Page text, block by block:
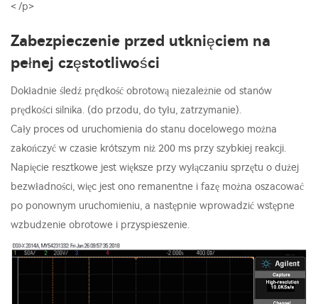
< /p>
Zabezpieczenie przed utknięciem na
pełnej częstotliwości
Dokładnie śledź prędkość obrotową niezależnie od stanów
prędkości silnika. (do przodu, do tyłu, zatrzymanie).
Cały proces od uruchomienia do stanu docelowego można
zakończyć w czasie krótszym niż 200 ms przy szybkiej reakcji.
Napięcie resztkowe jest większe przy wyłączaniu sprzętu o dużej
bezwładności, więc jest ono remanentne i fazę można oszacować
po ponownym uruchomieniu, a następnie wprowadzić wstępne
wzbudzenie obrotowe i przyspieszenie.